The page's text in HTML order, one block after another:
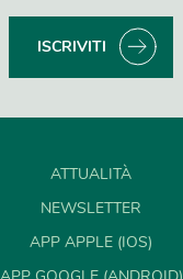
ISCRIVITI
ATTUALITÀ
NEWSLETTER
APP APPLE (IOS)